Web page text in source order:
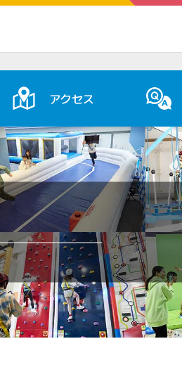
アクセス